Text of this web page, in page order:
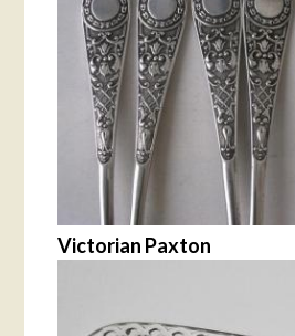
Victorian Paxton